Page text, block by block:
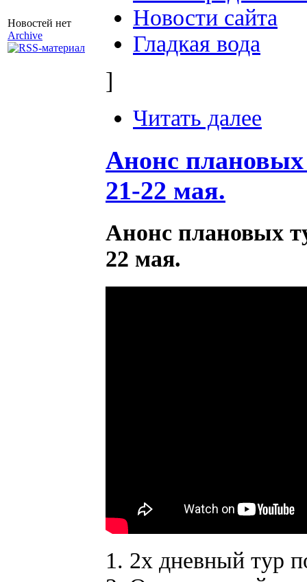
Новостей нет
Archive
Новости сайта
Гладкая вода
]
Читать далее
Анонс
21-22 мая.
Анонс плановых
22 мая.
1. 2х дневный тур